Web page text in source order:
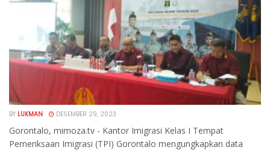
BY LUKMAN DESEMBER 29, 2023
Gorontalo, mimoza.tv - Kantor Imigrasi Kelas I Tempat
Pemeriksaan Imigrasi (TPI) Gorontalo mengungkapkan data